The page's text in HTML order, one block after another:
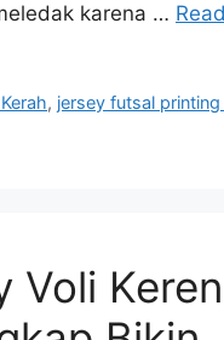
karena …
, jersey futsal
Voli